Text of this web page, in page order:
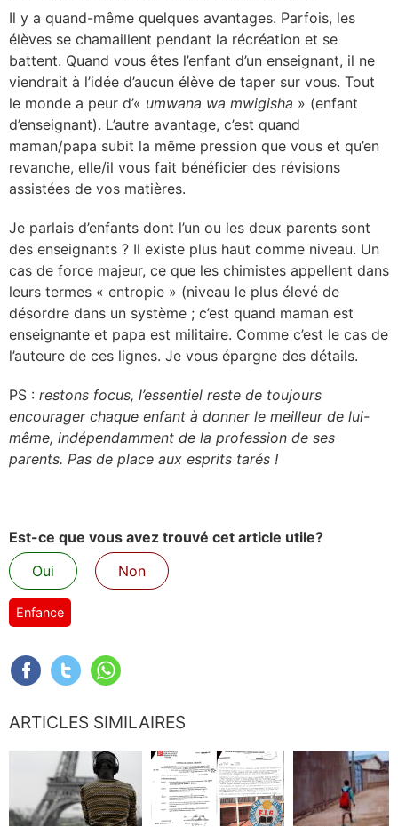
Il y a quand-même quelques avantages. Parfois, les
élèves se chamaillent pendant la récréation et se
battent. Quand vous êtes l’enfant d’un enseignant, il ne
viendrait à l’idée d’aucun élève de taper sur vous. Tout
le monde a peur d’« umwana wa mwigisha » (enfant
d’enseignant). L’autre avantage, c’est quand
maman/papa subit la même pression que vous et qu’en
revanche, elle/il vous fait bénéficier des révisions
assistées de vos matières.
Je parlais d’enfants dont l’un ou les deux parents sont
des enseignants ? Il existe plus haut comme niveau. Un
cas de force majeur, ce que les chimistes appellent dans
leurs termes « entropie » (niveau le plus élevé de
désordre dans un système ; c’est quand maman est
enseignante et papa est militaire. Comme c’est le cas de
l’auteure de ces lignes. Je vous épargne des détails.
PS : restons focus, l’essentiel reste de toujours
encourager chaque enfant à donner le meilleur de lui-
même, indépendamment de la profession de ses
parents. Pas de place aux esprits tarés !
Est-ce que vous avez trouvé cet article utile?
Oui
Non
Enfance
ARTICLES SIMILAIRES